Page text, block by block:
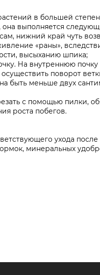
в большей
она выполняется
нижний край чуть
«раны»,
высыханию шпика;
На внутреннюю почку
поворот
быть меньше двух
с помощью пилки,
роста побегов.
ухода
минеральных